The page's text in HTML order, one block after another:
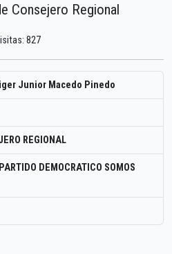
Consejero Regional
827
Junior Macedo Pinedo
REGIONAL
PARTIDO DEMOCRATICO SOMOS